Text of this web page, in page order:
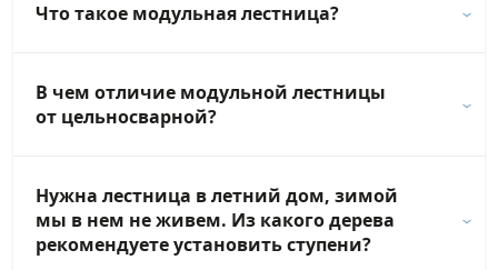
Что такое модульная лестница?
В чем отличие модульной лестницы
от цельносварной?
Нужна лестница в летний дом, зимой
мы в нем не живем. Из какого дерева
рекомендуете установить ступени?